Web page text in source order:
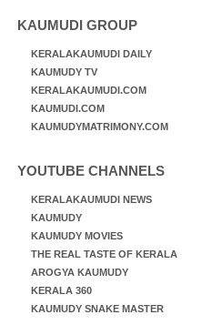
KAUMUDI GROUP
KERALAKAUMUDI DAILY
KAUMUDY TV
KERALAKAUMUDI.COM
KAUMUDI.COM
KAUMUDYMATRIMONY.COM
YOUTUBE CHANNELS
KERALAKAUMUDI NEWS
KAUMUDY
KAUMUDY MOVIES
THE REAL TASTE OF KERALA
AROGYA KAUMUDY
KERALA 360
KAUMUDY SNAKE MASTER